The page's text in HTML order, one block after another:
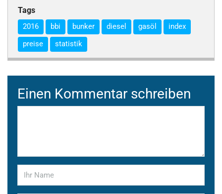
Tags
2016 bbi bunker diesel gasöl
index
preise
statistik
Einen Kommentar schreiben